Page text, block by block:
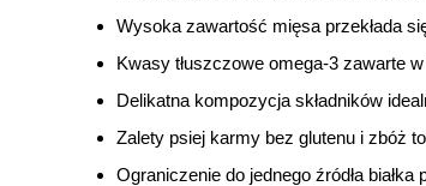
Wysoka zawartość mięsa przekłada
Kwasy tłuszczowe omega-3 zawarte
Delikatna kompozycja składników
Zalety psiej karmy bez glutenu i zbóż
Ograniczenie do jednego źródła